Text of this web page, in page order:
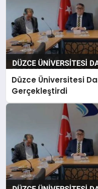
Düzce Üniversitesi
Gerçekleştirdi